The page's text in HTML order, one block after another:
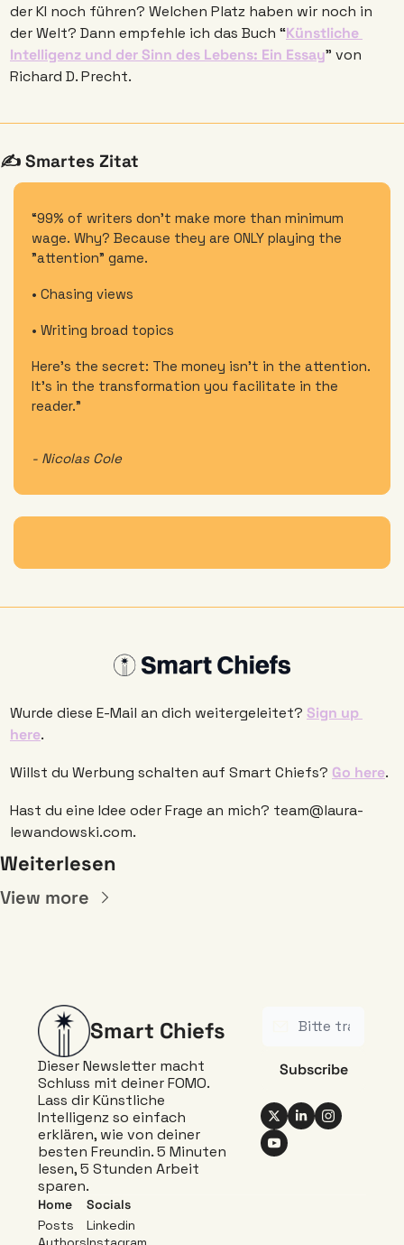
der KI noch führen? Welchen Platz haben wir noch in
der Welt? Dann empfehle ich das Buch “Künstliche
Intelligenz und der Sinn des Lebens: Ein Essay” von
Richard D. Precht.
✍️ Smartes Zitat
“99% of writers don't make more than minimum
wage. Why? Because they are ONLY playing the
"attention" game.
• Chasing views
• Writing broad topics
Here's the secret: The money isn't in the attention.
It's in the transformation you facilitate in the
reader.”
- Nicolas Cole
Wurde diese E-Mail an dich weitergeleitet? Sign up
here.
Willst du Werbung schalten auf Smart Chiefs? Go here.
Hast du eine Idee oder Frage an mich? team@laura-
lewandowski.com.
Weiterlesen
View more
Smart Chiefs
Dieser Newsletter macht
Schluss mit deiner FOMO.
Lass dir Künstliche
Intelligenz so einfach
erklären, wie von deiner
besten Freundin. 5 Minuten
lesen, 5 Stunden Arbeit
sparen.
Subscribe
Home
Posts
Socials
Linkedin